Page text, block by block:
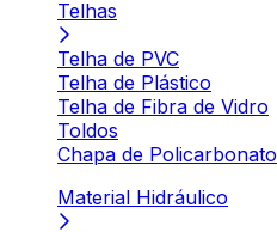
Telhas
Telha de PVC
Telha de Plástico
Telha de Fibra de Vidro
Toldos
Chapa de Policarbonato
Material Hidráulico